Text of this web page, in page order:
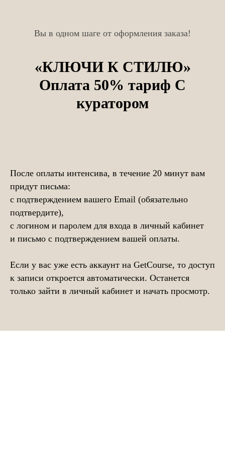
Вы в одном шаге от оформления заказа!
«КЛЮЧИ К СТИЛЮ»
Оплата 50% тариф С
куратором
После оплаты интенсива, в течение 20 минут вам
придут письма:
с подтверждением вашего Email (обязательно
подтвердите),
с логином и паролем для входа в личный кабинет
и письмо с подтверждением вашей оплаты.
Если у вас уже есть аккаунт на GetCourse, то доступ
к записи откроется автоматически. Останется
только зайти в личный кабинет и начать просмотр.